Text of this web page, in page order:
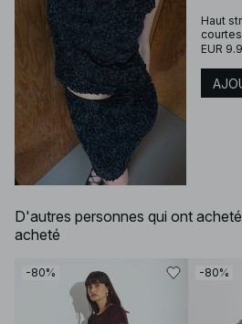
Haut
courtes
EUR
D'autres personnes qui ont
acheté
-80% -80%